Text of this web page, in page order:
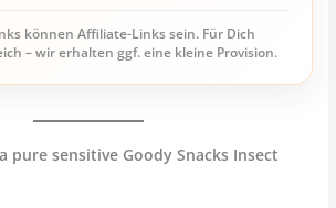
können Affiliate-Links sein. Für Dich
– wir erhalten ggf. eine kleine Provision.
pure sensitive Goody Snacks Insect